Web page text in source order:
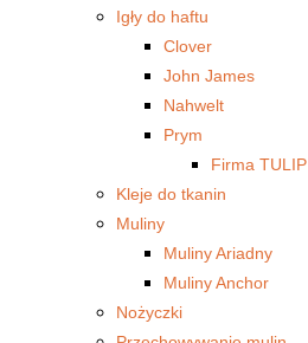
Igły do haftu
Clover
John James
Nahwelt
Prym
Firma TULIP
Kleje do tkanin
Muliny
Muliny Ariadny
Muliny Anchor
Nożyczki